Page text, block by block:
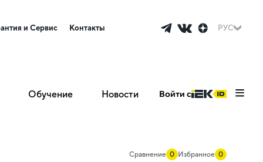
и Сервис Контакты РУС
Обучение Новости Войти с
Сравнение 0 Избранное 0